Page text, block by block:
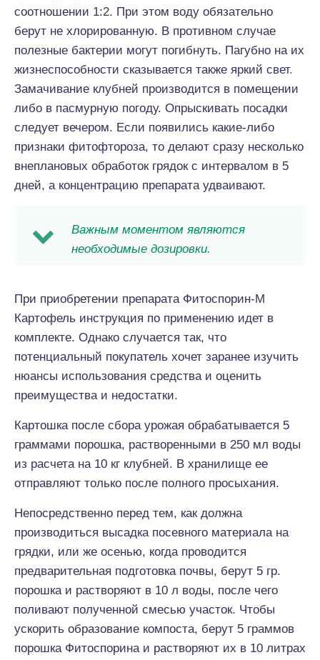
соотношении 1:2. При этом воду обязательно
берут не хлорированную. В противном случае
полезные бактерии могут погибнуть. Пагубно на их
жизнеспособности сказывается также яркий свет.
Замачивание клубней производится в помещении
либо в пасмурную погоду. Опрыскивать посадки
следует вечером. Если появились какие-либо
признаки фитофтороза, то делают сразу несколько
внеплановых обработок грядок с интервалом в 5
дней, а концентрацию препарата удваивают.
Важным моментом являются
необходимые дозировки.
При приобретении препарата Фитоспорин-М
Картофель инструкция по применению идет в
комплекте. Однако случается так, что
потенциальный покупатель хочет заранее изучить
нюансы использования средства и оценить
преимущества и недостатки.
Картошка после сбора урожая обрабатывается 5
граммами порошка, растворенными в 250 мл воды
из расчета на 10 кг клубней. В хранилище ее
отправляют только после полного просыхания.
Непосредственно перед тем, как должна
производиться высадка посевного материала на
грядки, или же осенью, когда проводится
предварительная подготовка почвы, берут 5 гр.
порошка и растворяют в 10 л воды, после чего
поливают полученной смесью участок. Чтобы
ускорить образование компоста, берут 5 граммов
порошка Фитоспорина и растворяют их в 10 литрах